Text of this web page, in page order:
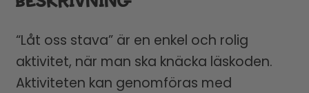
“Låt oss stava” är en enkel och rolig
aktivitet, när man ska knäcka läskoden.
Aktiviteten kan genomföras med